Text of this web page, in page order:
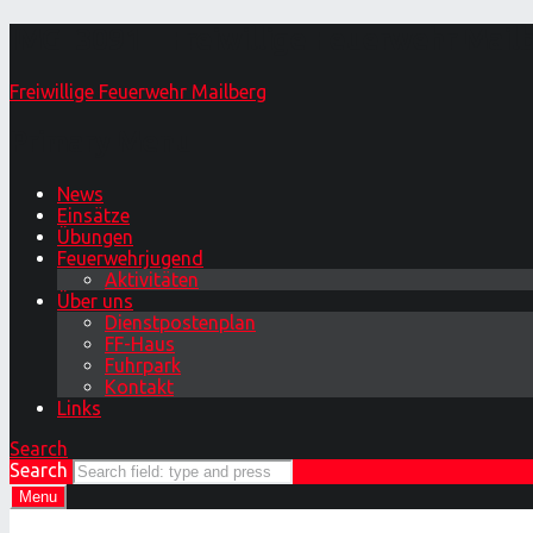
Freiwillige Feuerwehr Mailberg
News
Einsätze
Übungen
Feuerwehrjugend
Aktivitäten
Über uns
Dienstpostenplan
FF-Haus
Fuhrpark
Kontakt
Links
Search
Search
Menu